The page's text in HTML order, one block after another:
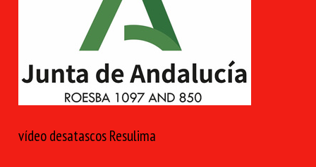
vídeo desatascos Resulima